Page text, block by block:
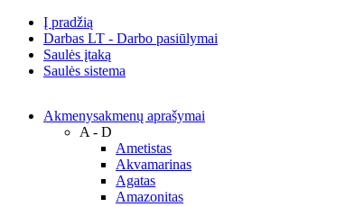
Į pradžią
Darbas LT - Darbo pasiūlymai
Saulės įtaką
Saulės sistema
Akmenysakmenų aprašymai
A - D
Ametistas
Akvamarinas
Agatas
Amazonitas